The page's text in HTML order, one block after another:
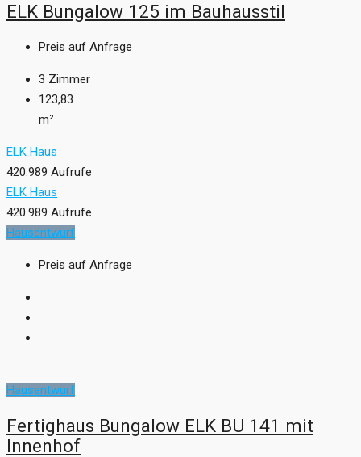
ELK Bungalow 125 im Bauhausstil
Preis auf Anfrage
3 Zimmer
123,83
m²
ELK Haus
420.989 Aufrufe
ELK Haus
420.989 Aufrufe
Hausentwurf
Preis auf Anfrage
Hausentwurf
Fertighaus Bungalow ELK BU 141 mit
Innenhof